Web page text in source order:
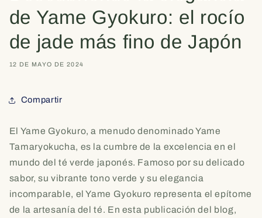
de Yame Gyokuro: el rocío
de jade más fino de Japón
12 DE MAYO DE 2024
Compartir
El Yame Gyokuro, a menudo denominado Yame
Tamaryokucha, es la cumbre de la excelencia en el
mundo del té verde japonés. Famoso por su delicado
sabor, su vibrante tono verde y su elegancia
incomparable, el Yame Gyokuro representa el epítome
de la artesanía del té. En esta publicación del blog,